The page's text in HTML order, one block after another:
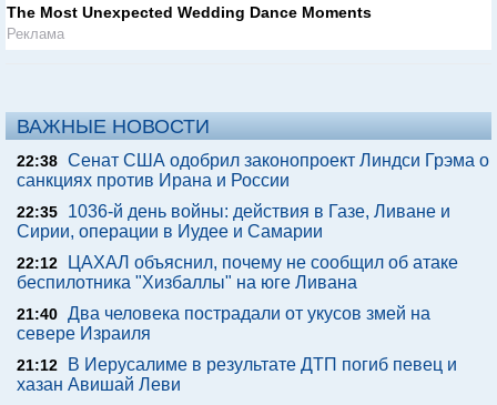
The Most Unexpected Wedding Dance Moments
Реклама
ВАЖНЫЕ НОВОСТИ
22:38 Сенат США одобрил законопроект Линдси Грэма о
санкциях против Ирана и России
22:35
1036-й день войны: действия в Газе, Ливане и
Сирии, операции в Иудее и Самарии
22:12
ЦАХАЛ объяснил, почему не сообщил об атаке
беспилотника "Хизбаллы" на юге Ливана
21:40 Два человека пострадали от укусов змей на
севере Израиля
21:12
В Иерусалиме в результате ДТП погиб певец и
хазан Авишай Леви